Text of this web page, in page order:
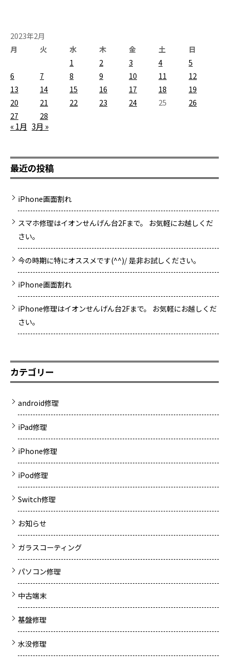
2023年2月
月
火 水 木 金 土
日
1
2 3 4
5
6
7 8 9 10 11
12
13
14 15 16 17 18
19
20
21 22 23 24 25
26
27
28
« 1月 3月 »
最近の投稿
iPhone画面割れ
スマホ修理はイオンせんげん台2Fまで。 お気軽にお越しくだ
さい。
今の時期に特にオススメです(^^)/ 是非お試しください。
iPhone画面割れ
iPhone修理はイオンせんげん台2Fまで。 お気軽にお越しくだ
さい。
カテゴリー
android修理
iPad修理
iPhone修理
iPod修理
Switch修理
お知らせ
ガラスコーティング
パソコン修理
中古端末
基盤修理
水没修理